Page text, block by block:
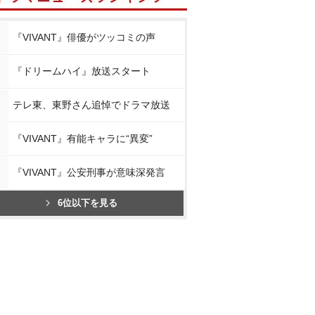
『VIVANT』俳優がツッコミの声
『ドリームハイ』放送スタート
テレ東、東野さん追悼でドラマ放送
『VIVANT』有能キャラに“異変”
『VIVANT』公安刑事が意味深発言
6位以下を見る